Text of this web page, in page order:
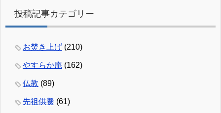
投稿記事カテゴリー
お焚き上げ (210)
やすらか庵 (162)
仏教 (89)
先祖供養 (61)